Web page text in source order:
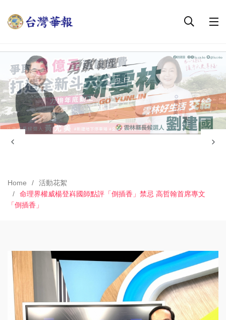
Home
活動花絮
命理界權威楊登嵙國師點評「倒插香」禁忌 高哲翰首席專文
「倒插香」